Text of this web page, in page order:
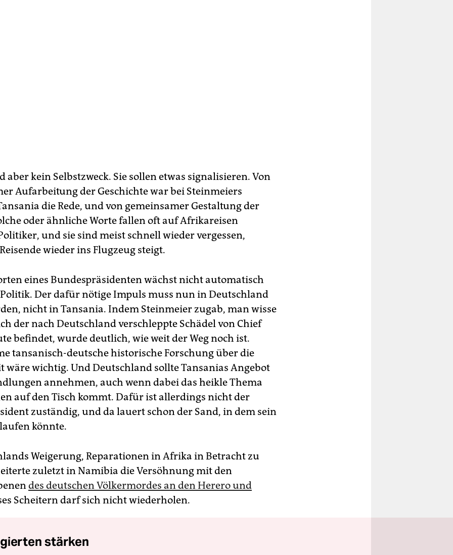
aber kein Selbstzweck. Sie sollen etwas signalisieren. Von
Aufarbeitung der Geschichte war bei Steinmeiers
die Rede, und von gemeinsamer Gestaltung der
oder ähnliche Worte fallen oft auf Afrikareisen
und sie sind meist schnell wieder vergessen,
wieder ins Flugzeug steigt.
eines Bundespräsidenten wächst nicht automatisch
Der dafür nötige Impuls muss nun in Deutschland
nicht in Tansania. Indem Steinmeier zugab, man wisse
der nach Deutschland verschleppte Schädel von Chief
befindet, wurde deutlich, wie weit der Weg noch ist.
tansanisch-deutsche historische Forschung über die
wäre wichtig. Und Deutschland sollte Tansanias Angebot
annehmen, auch wenn dabei das heikle Thema
auf den Tisch kommt. Dafür ist allerdings nicht der
zuständig, und da lauert schon der Sand, in dem sein
könnte.
Weigerung, Reparationen in Afrika in Betracht zu
zuletzt in Namibia die Versöhnung mit den
des deutschen Völkermordes an den Herero und
Scheitern darf sich nicht wiederholen.
stärken